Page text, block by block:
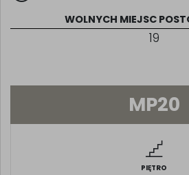
WOLNYCH MIEJSC
19
MP20
PIĘTRO